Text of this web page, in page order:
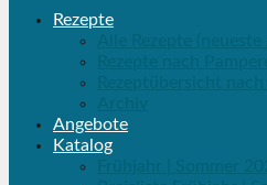
Rezepte
Angebote
Katalog